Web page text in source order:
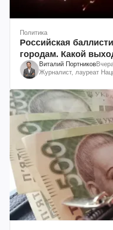
Политика
Российская
городам. Какой
Виталий Портников
Журналист, лауреат